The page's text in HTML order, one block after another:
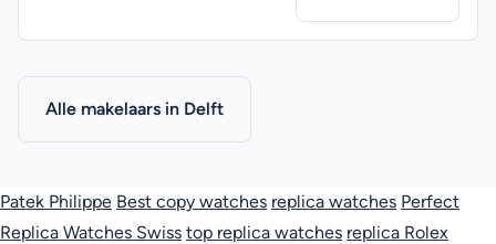
Alle makelaars in Delft
Patek Philippe Best copy watches replica watches Perfect
Replica Watches Swiss top replica watches replica Rolex